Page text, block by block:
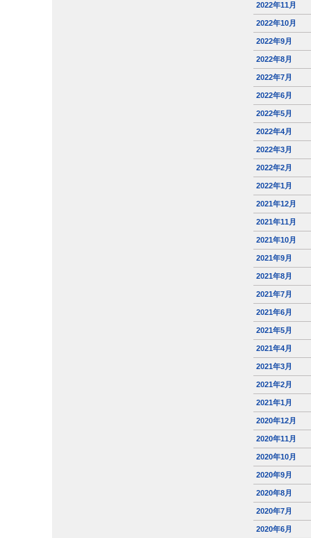
2022年11月
2022年10月
2022年9月
2022年8月
2022年7月
2022年6月
2022年5月
2022年4月
2022年3月
2022年2月
2022年1月
2021年12月
2021年11月
2021年10月
2021年9月
2021年8月
2021年7月
2021年6月
2021年5月
2021年4月
2021年3月
2021年2月
2021年1月
2020年12月
2020年11月
2020年10月
2020年9月
2020年8月
2020年7月
2020年6月